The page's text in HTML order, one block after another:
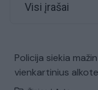
Visi įrašai
Policija siekia
vienkartinius